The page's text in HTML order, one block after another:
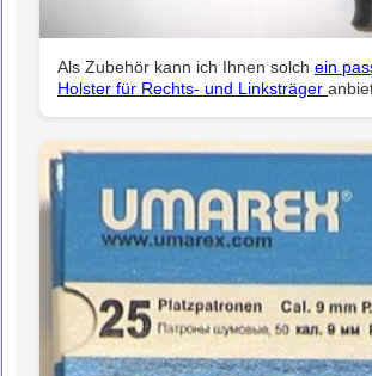
Als Zubehör kann ich Ihnen solch ein
Holster für Rechts- und Linksträger